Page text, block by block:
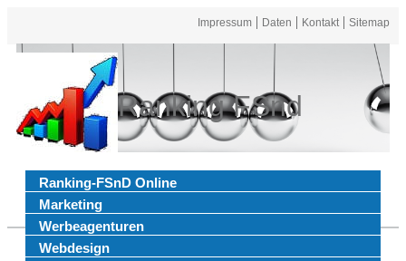
Impressum Daten Kontakt Sitemap
Ranking FSnd
Ranking-FSnD Online
Marketing
Werbeagenturen
Webdesign